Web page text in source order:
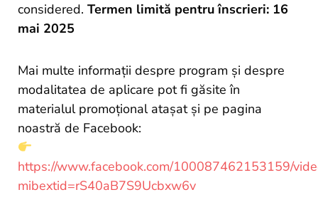
considered. Termen limită pentru înscrieri: 16
mai 2025
Mai multe informații despre program și despre
modalitatea de aplicare pot fi găsite în
materialul promoțional atașat și pe pagina
noastră de Facebook:
https://www.facebook.com/100087462153159/
mibextid=rS40aB7S9Ucbxw6v